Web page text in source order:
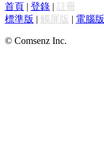
首頁 | 登錄 | 註冊
標準版 | 觸屏版 | 電腦版
© Comsenz Inc.